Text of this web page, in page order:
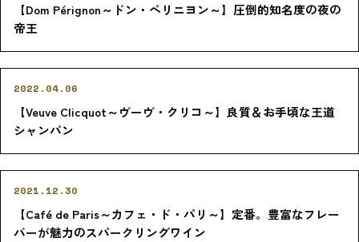
【Dom Pérignon～ドン・ペリニヨン～】圧倒的知名度の夜の
帝王
2022.04.06
【Veuve Clicquot～ヴーヴ・クリコ～】良質＆お手頃な王道
シャンパン
2021.12.30
【Café de Paris～カフェ・ド・パリ～】定番。豊富なフレー
バーが魅力のスパークリングワイン